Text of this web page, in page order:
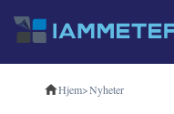
Produkter
Hjem>Nyheter